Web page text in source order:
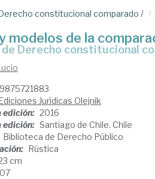
constitucional comparado /
modelos de la
de Derecho constitucional
Jurídicas Olejnik
edición: 2016
edición: Santiago de Chile. Chile
Biblioteca de Derecho Público
Rústica
cm